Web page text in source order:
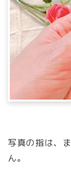
写真の指は、
ん。